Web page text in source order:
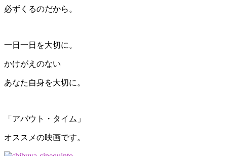
必ずくるのだから。
一日一日を大切に。
かけがえのない
あなた自身を大切に。
「アバウト・タイム」
オススメの映画です。